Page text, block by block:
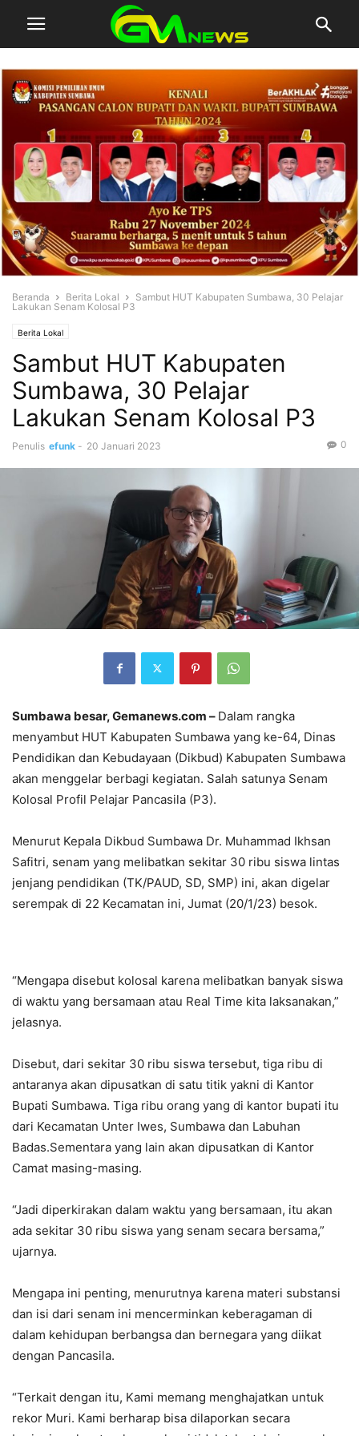
Beranda Berita Lokal
Sambut HUT Kabupaten Sumbawa, 30 Pelajar
Lakukan Senam Kolosal P3
Berita Lokal
Sambut HUT Kabupaten
Sumbawa, 30 Pelajar
Lakukan Senam Kolosal P3
Penulis efunk - 20 Januari 2023 0
Sumbawa besar, Gemanews.com – Dalam rangka
menyambut HUT Kabupaten Sumbawa yang ke-64, Dinas
Pendidikan dan Kebudayaan (Dikbud) Kabupaten Sumbawa
akan menggelar berbagi kegiatan. Salah satunya Senam
Kolosal Profil Pelajar Pancasila (P3).
Menurut Kepala Dikbud Sumbawa Dr. Muhammad Ikhsan
Safitri, senam yang melibatkan sekitar 30 ribu siswa lintas
jenjang pendidikan (TK/PAUD, SD, SMP) ini, akan digelar
serempak di 22 Kecamatan ini, Jumat (20/1/23) besok.
“Mengapa disebut kolosal karena melibatkan banyak siswa
di waktu yang bersamaan atau Real Time kita laksanakan,”
jelasnya.
Disebut, dari sekitar 30 ribu siswa tersebut, tiga ribu di
antaranya akan dipusatkan di satu titik yakni di Kantor
Bupati Sumbawa. Tiga ribu orang yang di kantor bupati itu
dari Kecamatan Unter Iwes, Sumbawa dan Labuhan
Badas.Sementara yang lain akan dipusatkan di Kantor
Camat masing-masing.
“Jadi diperkirakan dalam waktu yang bersamaan, itu akan
ada sekitar 30 ribu siswa yang senam secara bersama,”
ujarnya.
Mengapa ini penting, menurutnya karena materi substansi
dan isi dari senam ini mencerminkan keberagaman di
dalam kehidupan berbangsa dan bernegara yang diikat
dengan Pancasila.
“Terkait dengan itu, Kami memang menghajatkan untuk
rekor Muri. Kami berharap bisa dilaporkan secara